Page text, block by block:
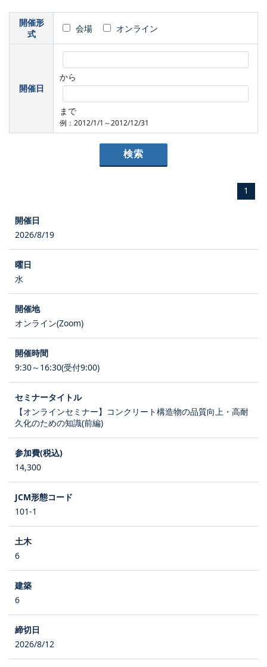
開催形
式
会場 オンライン
開催日
から
まで
例：2012/1/1～2012/12/31
1
2026/8/19
水
オンライン(Zoom)
9:30～16:30(受付9:00)
【オンラインセミナー】コンクリート構造物の品質向上・高耐
久化のための知識(前編)
14,300
101-1
6
6
2026/8/12